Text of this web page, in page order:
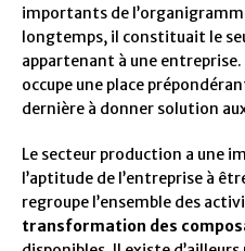
importants de
longtemps, il constituait le
appartenant à une entreprise.
occupe une place
dernière à donner solution
Le secteur production a une
l’aptitude de l’entreprise à
regroupe l’ensemble des
transformation des